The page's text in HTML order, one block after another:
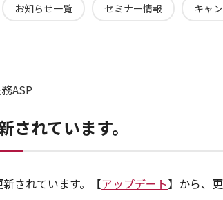
お知らせ一覧 セミナー情報 キャ
ASP
されています。
されています。【アップデート】から、